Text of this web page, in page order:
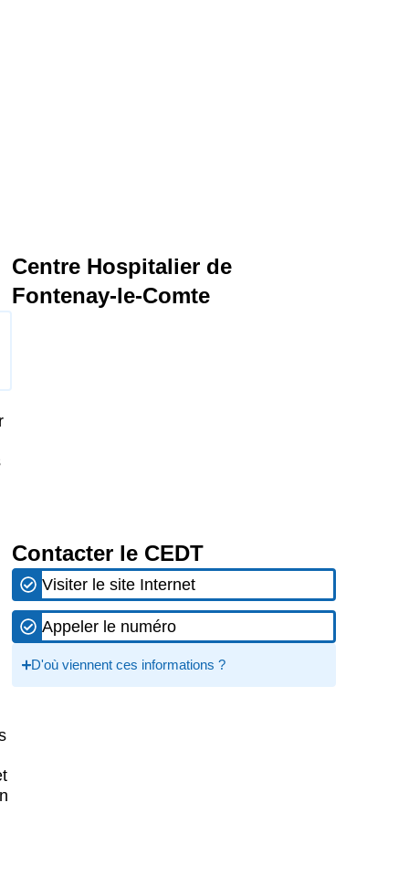
Centre Hospitalier de
Fontenay-le-Comte
Contacter le CEDT
Visiter le site Internet
Appeler le numéro
D'où viennent ces informations ?